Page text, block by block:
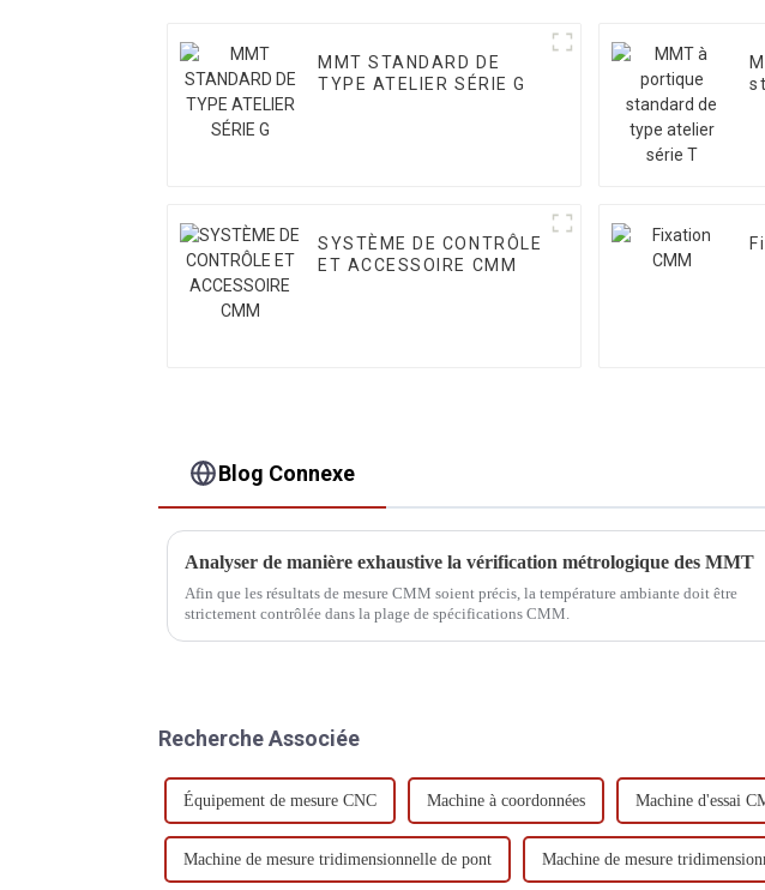
MMT STANDARD DE
TYPE ATELIER SÉRIE G
SYSTÈME DE CONTRÔLE
ET ACCESSOIRE CMM
Blog Connexe
Analyser de manière exhaustive la vérification métrologique des MMT
Afin que les résultats de mesure CMM soient précis, la température ambiante doit être
strictement contrôlée dans la plage de spécifications CMM.
Recherche Associée
Équipement de mesure CNC Machine à coordonnées Machine d'essai
Machine de mesure tridimensionnelle de pont Machine de mesure